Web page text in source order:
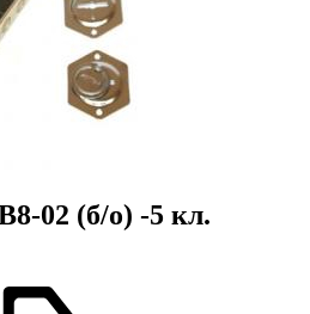
02 (б/о) -5 кл.